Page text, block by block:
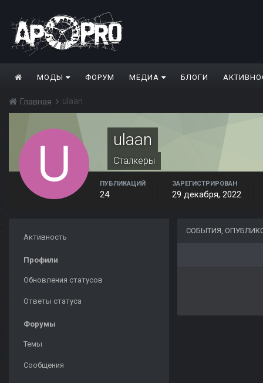
МОДЫ ФОРУМ МЕДИА БЛОГИ
Главная ulaan
ulaan
Сталкеры
ПУБЛИКАЦИЙ
24
ЗАРЕГИСТРИРОВАН
29 декабря, 2022
Активность
Профили
Обновления статусов
Ответы статуса
Форумы
Темы
Сообщения
СОБЫТИЯ,